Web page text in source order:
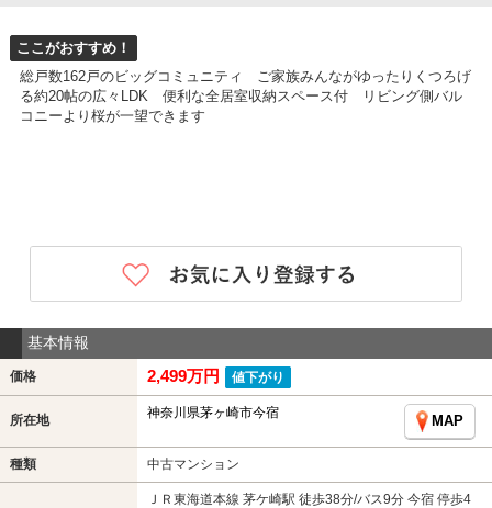
ここがおすすめ！
総戸数162戸のビッグコミュニティ ご家族みんながゆったりくつろげ
る約20帖の広々LDK 便利な全居室収納スペース付 リビング側バル
コニーより桜が一望できます
基本情報
価格 2,499万円 値下がり
所在地 神奈川県茅ヶ崎市今宿
MAP
種類 中古マンション
ＪＲ東海道本線 茅ケ崎駅 徒歩38分/バス9分 今宿 停歩4